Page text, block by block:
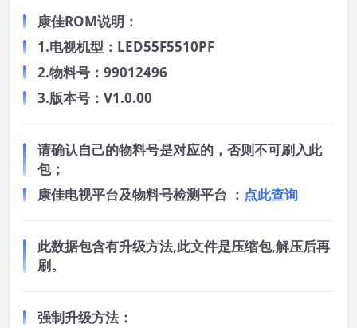
康佳ROM说明：
1.电视机型：LED55F5510PF
2.物料号：99012496
3.版本号：V1.0.00
请确认自己的物料号是对应的，否则不可刷入此
包；
康佳电视平台及物料号检测平台 ： 点此查询
此数据包含有升级方法,此文件是压缩包,解压后再
刷。
强制升级方法：